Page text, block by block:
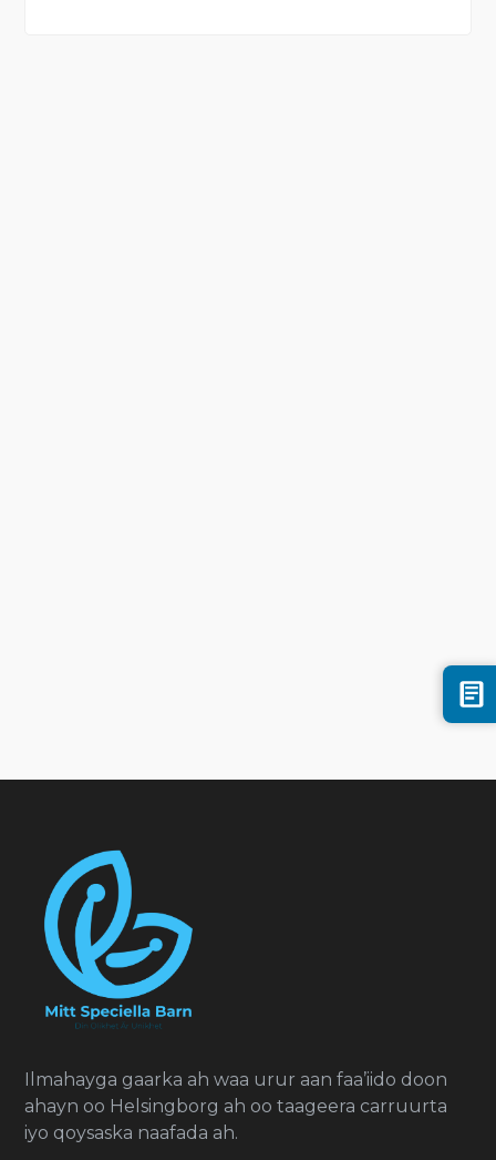
Ilmahayga gaarka ah waa urur aan faa’iido doon
ahayn oo Helsingborg ah oo taageera carruurta
iyo qoysaska naafada ah.